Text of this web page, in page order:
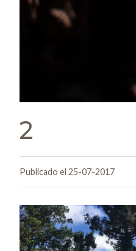
2
Publicado el 25-07-2017